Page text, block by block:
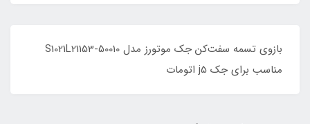
بازوي تسمه سفت‌كن جک موتورز مدل S1021L21153-50010
مناسب برای جک j5 اتومات